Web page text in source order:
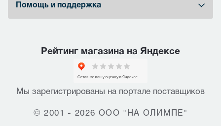
Помощь и поддержка
Рейтинг магазина на Яндексе
Мы зарегистрированы на портале поставщиков
© 2001 - 2026 ООО "НА ОЛИМПЕ"